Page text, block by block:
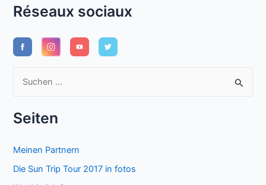
Réseaux sociaux
h
Seiten
Meinen Partnern
Die Sun Trip Tour 2017 in fotos